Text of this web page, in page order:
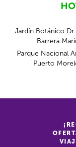
Jardín Botánico
Barrera
Parque Nacional
Puerto